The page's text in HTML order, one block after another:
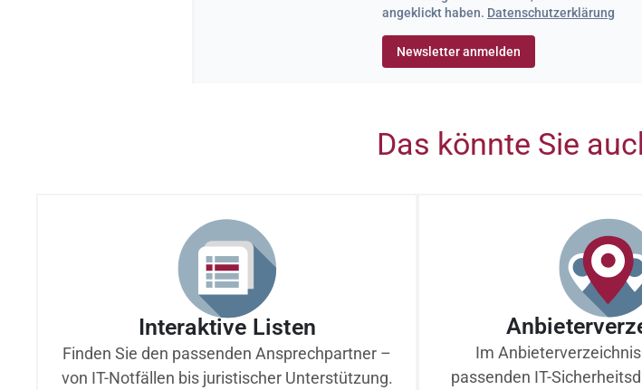
angeklickt haben. Datenschutzerklärung
Das könnte Sie
Interaktive Listen
Finden Sie den passenden Ansprechpartner –
von IT-Notfällen bis juristischer Unterstützung.
Im
passenden IT-